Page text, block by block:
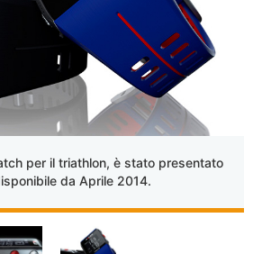
per il triathlon, è stato presentato
da Aprile 2014.